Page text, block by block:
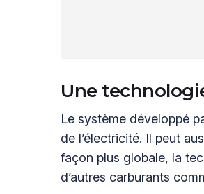
Une
Le système développé
de l’électricité. Il peut
façon plus globale, la
d’autres carburants